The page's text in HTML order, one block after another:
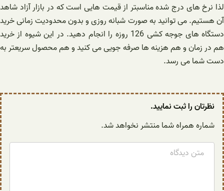
لذا نرخ های درج شده مناسبتر از قیمت هایی است که در بازار آزاد شاهد
آن هستیم. می توانید به صورت شبانه روزی و بدون محدودیت زمانی خرید
دستگاه های جوجه کشی 126 روزه را انجام دهید. در این شیوه از خرید
هم در زمان و هم هزینه ها صرفه جویی می کنید و هم محصول سریعتر به
دست شما می رسد.
نظرتان را ثبت نمایید.
شماره همراه شما منتشر نخواهد شد.